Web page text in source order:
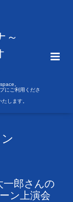
～
。
にご利用くださ
します。
一郎さんの
ン上演会